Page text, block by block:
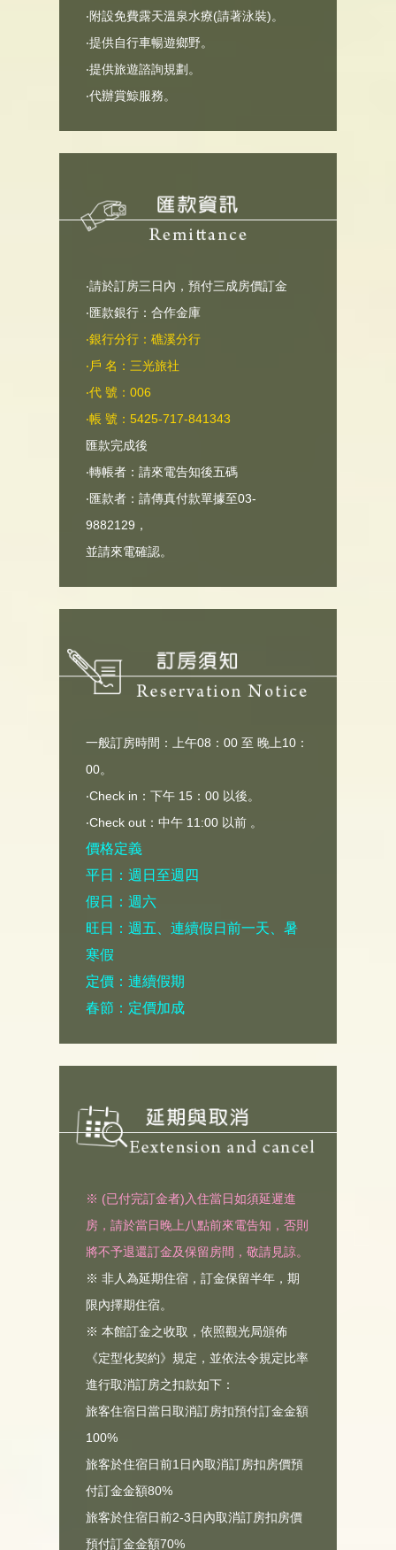
‧附設免費露天溫泉水療(請著泳裝)。
‧提供自行車暢遊鄉野。
‧提供旅遊諮詢規劃。
‧代辦賞鯨服務。
‧請於訂房三日內，預付三成房價訂金
‧匯款銀行：合作金庫
‧銀行分行：礁溪分行
‧戶 名：三光旅社
‧代 號：006
‧帳 號：5425-717-841343
匯款完成後
‧轉帳者：請來電告知後五碼
‧匯款者：請傳真付款單據至03-
9882129，
並請來電確認。
一般訂房時間：上午08：00 至 晚上10：
00。
‧Check in：下午 15：00 以後。
‧Check out：中午 11:00 以前 。
價格定義
平日：週日至週四
假日：週六
旺日：週五、連續假日前一天、暑
寒假
定價：連續假期
春節：定價加成
※ (已付完訂金者)入住當日如須延遲進
房，請於當日晚上八點前來電告知，否則
將不予退還訂金及保留房間，敬請見諒。
※ 非人為延期住宿，訂金保留半年，期
限內擇期住宿。
※ 本館訂金之收取，依照觀光局頒佈
《定型化契約》規定，並依法令規定比率
進行取消訂房之扣款如下：
旅客住宿日當日取消訂房扣預付訂金金額
100%
旅客於住宿日前1日內取消訂房扣房價預
付訂金金額80%
旅客於住宿日前2-3日內取消訂房扣房價
預付訂金金額70%